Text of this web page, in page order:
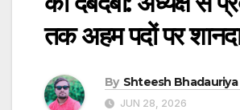
तक अहम पदों पर
By Shteesh Bhadauriya
JUN 28, 2026